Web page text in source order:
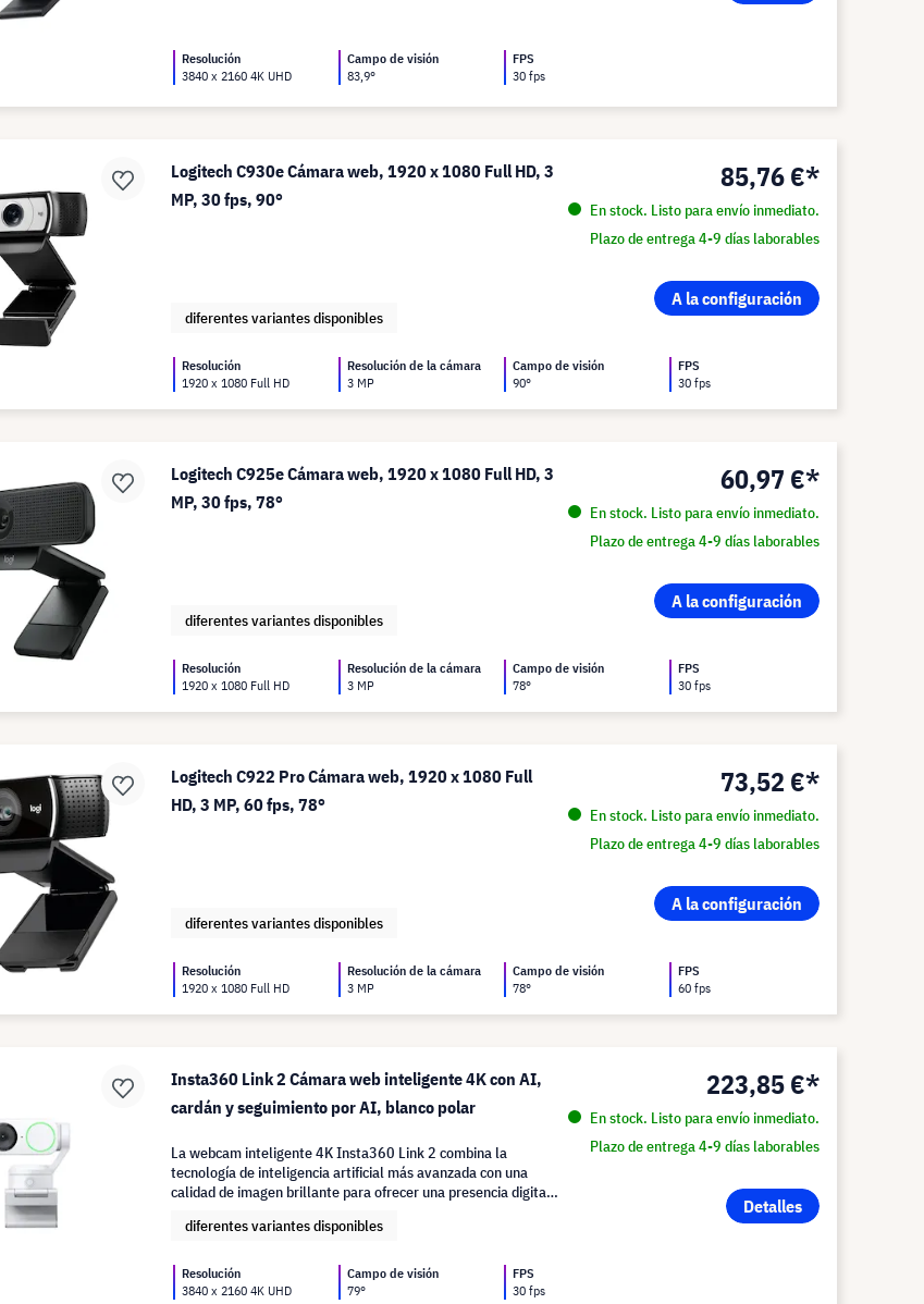
Resolución
3840 x 2160 4K UHD
Campo de visión
83,9°
FPS
30 fps
Logitech C930e Cámara web, 1920 x 1080 Full HD, 3
MP, 30 fps, 90°
85,76 €*
En stock. Listo para envío inmediato.
Plazo de entrega 4-9 días laborables
A la configuración
diferentes variantes disponibles
Resolución
1920 x 1080 Full HD
Resolución de la cámara
3 MP
Campo de visión
90°
FPS
30 fps
Logitech C925e Cámara web, 1920 x 1080 Full HD, 3
MP, 30 fps, 78°
60,97 €*
En stock. Listo para envío inmediato.
Plazo de entrega 4-9 días laborables
A la configuración
diferentes variantes disponibles
Resolución
1920 x 1080 Full HD
Resolución de la cámara
3 MP
Campo de visión
78°
FPS
30 fps
Logitech C922 Pro Cámara web, 1920 x 1080 Full
HD, 3 MP, 60 fps, 78°
73,52 €*
En stock. Listo para envío inmediato.
Plazo de entrega 4-9 días laborables
A la configuración
diferentes variantes disponibles
Resolución
1920 x 1080 Full HD
Resolución de la cámara
3 MP
Campo de visión
78°
FPS
60 fps
Insta360 Link 2 Cámara web inteligente 4K con AI,
cardán y seguimiento por AI, blanco polar
223,85 €*
En stock. Listo para envío inmediato.
Plazo de entrega 4-9 días laborables
Detalles
La webcam inteligente 4K Insta360 Link 2 combina la
tecnología de inteligencia artificial más avanzada con una
calidad de imagen brillante para ofrecer una presencia digital
diferentes variantes disponibles
Resolución
3840 x 2160 4K UHD
Campo de visión
79°
FPS
30 fps